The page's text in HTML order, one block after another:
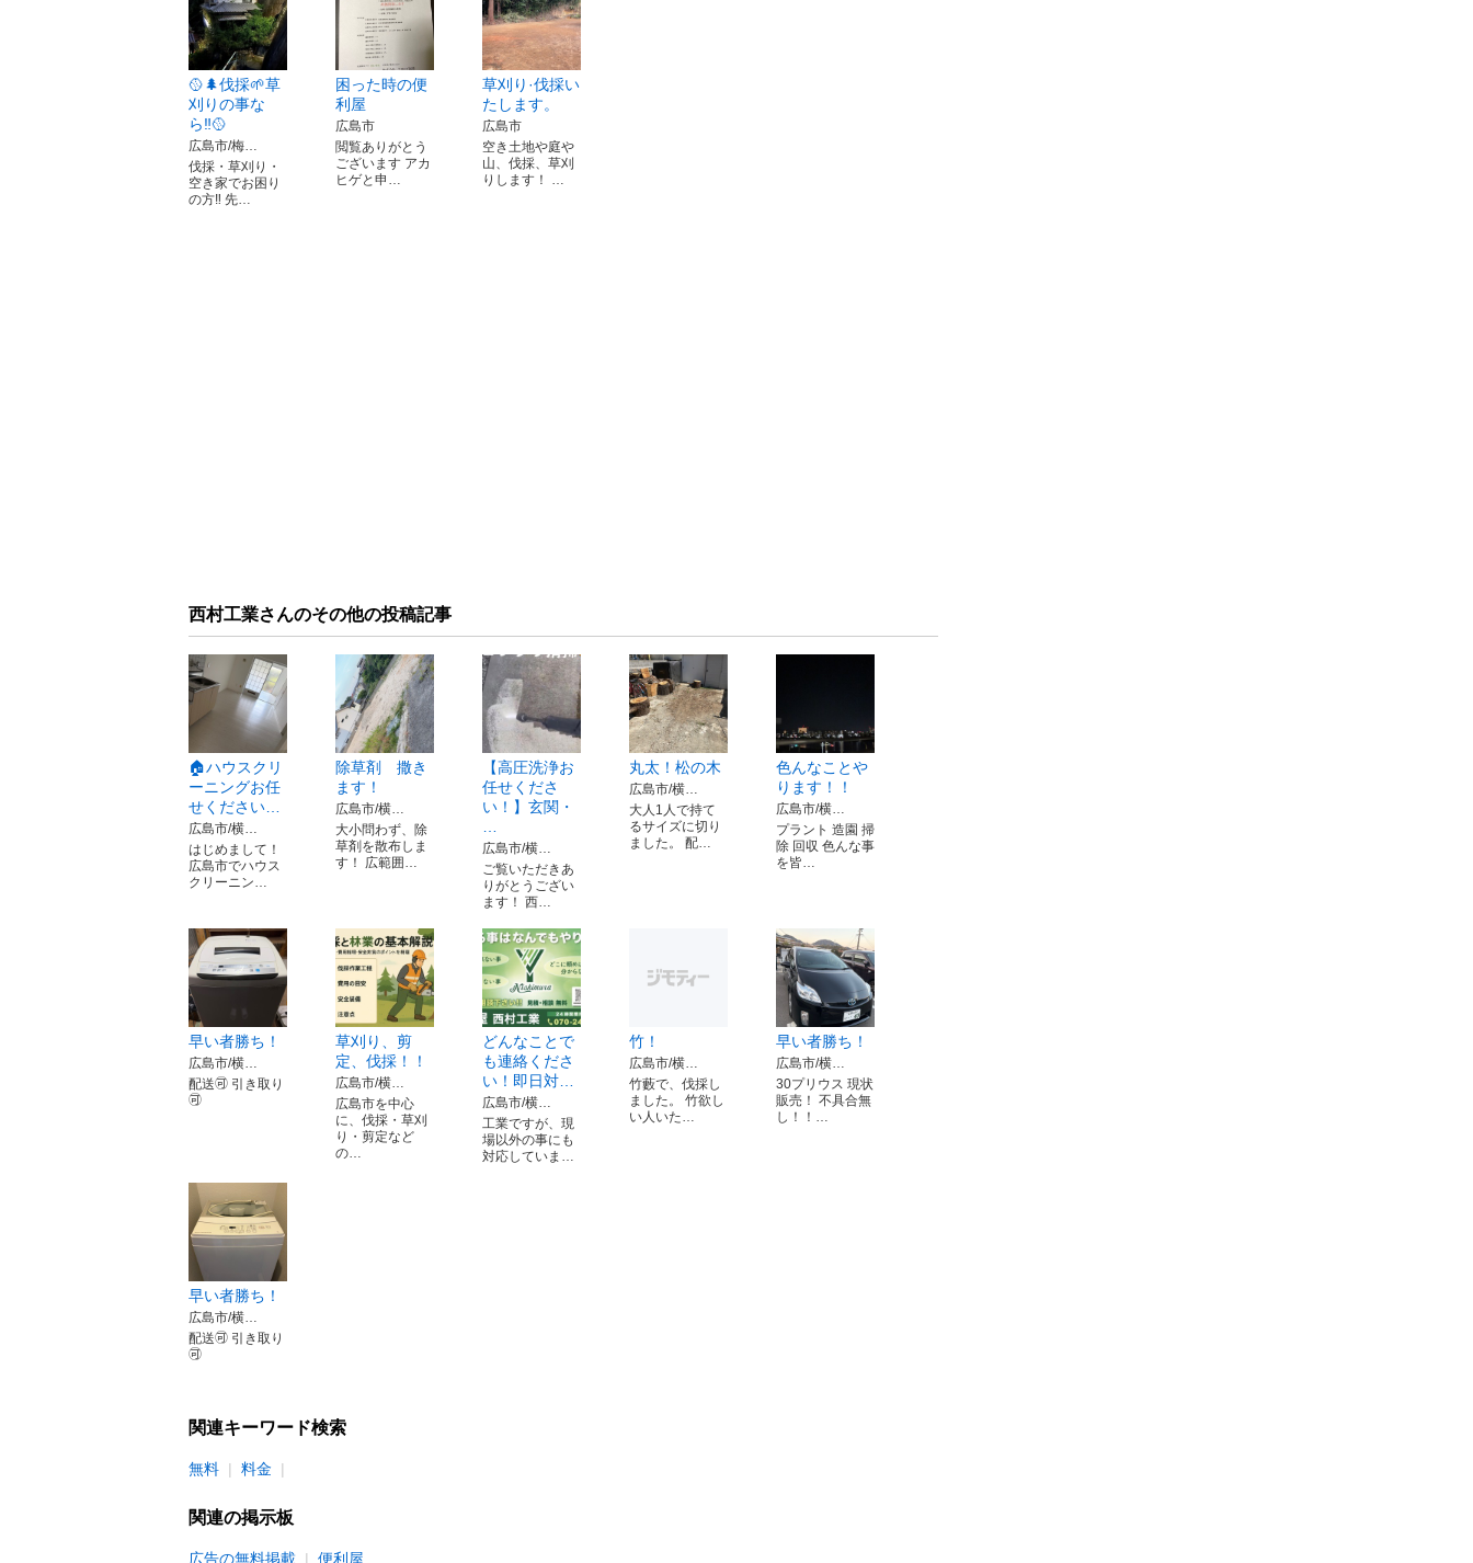
🥎🌲伐採🌱草
刈りの事な
ら‼️🥎
広島市/梅…
伐採・草刈り・
空き家でお困り
の方‼️ 先…
困った時の便
利屋
広島市
閲覧ありがとう
ございます アカ
ヒゲと申…
草刈り·伐採い
たします。
広島市
空き土地や庭や
山、伐採、草刈
りします！ …
西村工業さんのその他の投稿記事
🏠ハウスクリ
ーニングお任
せください…
広島市/横…
はじめまして！
広島市でハウス
クリーニン…
除草剤 撒き
ます！
広島市/横…
大小問わず、除
草剤を散布しま
す！ 広範囲…
【高圧洗浄お
任せくださ
い！】玄関・
広島市/横…
ご覧いただきあ
りがとうござい
ます！ 西…
丸太！松の木
広島市/横…
大人1人で持て
るサイズに切り
ました。 配…
色んなことや
ります！！
広島市/横…
プラント 造園 掃
除 回収 色んな事
を皆…
早い者勝ち！
広島市/横…
配送🉑 引き取り
🉑
草刈り、剪
定、伐採！！
広島市/横…
広島市を中心
に、伐採・草刈
り・剪定など
の…
どんなことで
も連絡くださ
い！即日対…
広島市/横…
工業ですが、現
場以外の事にも
対応していま…
竹！
広島市/横…
竹藪で、伐採し
ました。 竹欲し
い人いた…
早い者勝ち！
広島市/横…
30プリウス 現状
販売！ 不具合無
し！！…
早い者勝ち！
広島市/横…
配送🉑 引き取り
🉑
関連キーワード検索
無料 料金
関連の掲示板
広告の無料掲載 便利屋